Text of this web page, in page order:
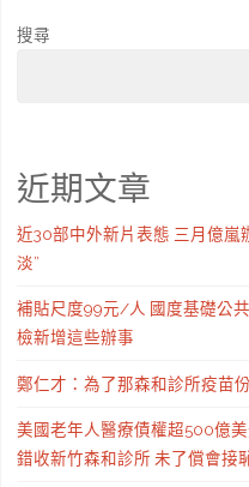
搜尋
近期文章
近30部中外新片表態 三月億嵐
淡”
補貼尺度99元/人 國度基礎公
檢新增這些辦事
鄭仁才：為了那森和診所疫苗
美國老年人醫療債權超500億
錯收新竹森和診所 未了償會接